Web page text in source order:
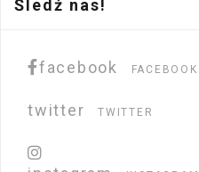
Śledź nas!
facebook FACEBOOK
twitter TWITTER